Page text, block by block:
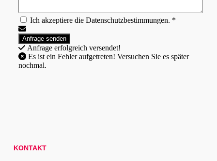
Ich akzeptiere die Datenschutzbestimmungen. *
Anfrage erfolgreich versendet!
nochmal.
KONTAKT